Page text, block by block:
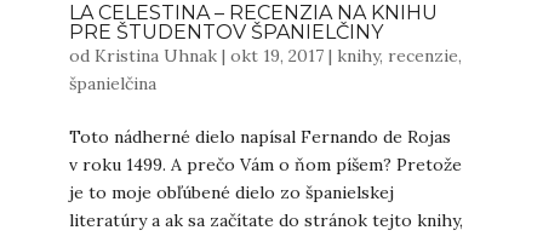
LA CELESTINA – RECENZIA NA KNIHU
PRE ŠTUDENTOV ŠPANIELČINY
od Kristina Uhnak| okt 19, 2017| knihy, recenzie,
španielčina
Toto nádherné dielo napísal Fernando de Rojas
v roku 1499. A prečo Vám o ňom píšem? Pretože
je to moje obľúbené dielo zo španielskej
literatúry a ak sa začítate do stránok tejto knihy,